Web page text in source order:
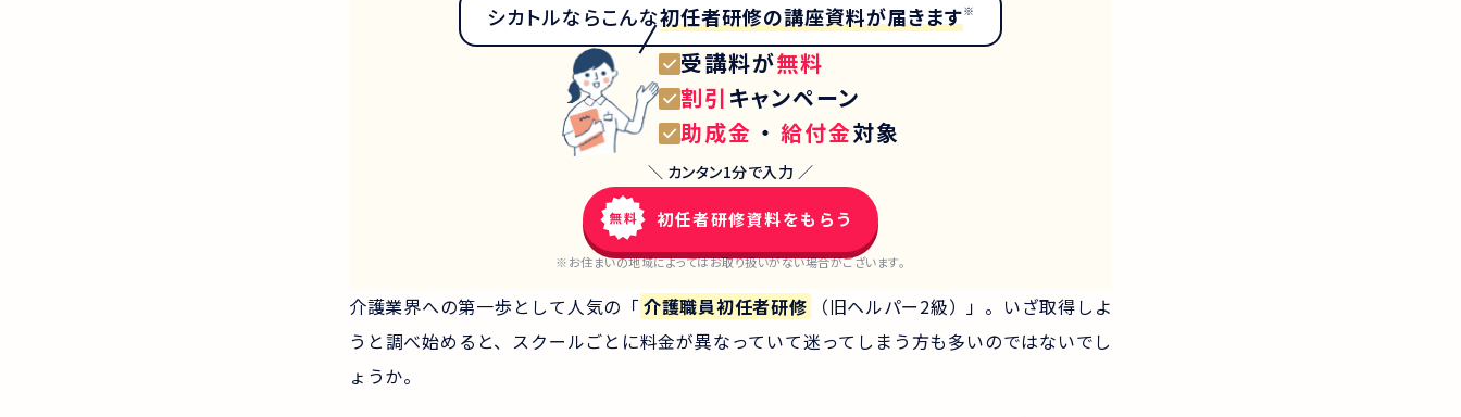
シカトルならこんな初任者研修の講座資料が届きます※
受講料が無料
割引 キャンペーン
助成金 ・ 給付金対象
＼ カンタン1分で入力 ／
初任者研修資料をもらう
※お住まいの地域によってはお取り扱いがない場合がございます。
介護業界への第一歩として人気の「 介護職員初任者研修
（旧ヘルパー2級）」。いざ取得しよ
うと調べ始めると、スクールごとに料金が異なっていて迷ってしまう方も多いのではないでし
ょうか。